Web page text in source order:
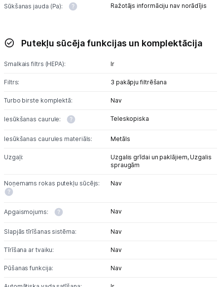
Informācija
Sūkšanas jauda (Pa): Ražotājs informāciju nav norādījis
Putekļu sūcēja funkcijas un komplektācija
Smalkais filtrs (HEPA): Ir
Filtrs: 3 pakāpju filtrēšana
Turbo birste komplektā: Nav
Iesūkšanas caurule: Teleskopiska
Iesūkšanas caurules materiāls: Metāls
Uzgaļi: Uzgalis grīdai un paklājiem, Uzgalis
spraugām
Noņemams rokas putekļu sūcējs: Nav
Apgaismojums: Nav
Slapjās tīrīšanas sistēma: Nav
Tīrīšana ar tvaiku: Nav
Pūšanas funkcija: Nav